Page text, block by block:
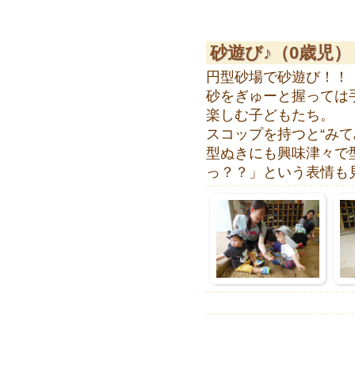
砂遊び♪（0歳児）
円型砂場で砂遊び！！
砂をぎゅーと握っては
楽しむ子どもたち。
スコップを持つと“み
型ぬきにも興味津々で
っ？？」という表情も